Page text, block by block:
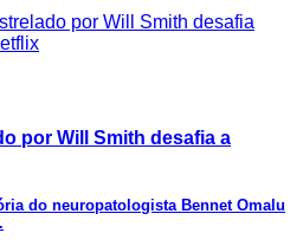
por Will Smith desafia a
do neuropatologista Bennet Omalu